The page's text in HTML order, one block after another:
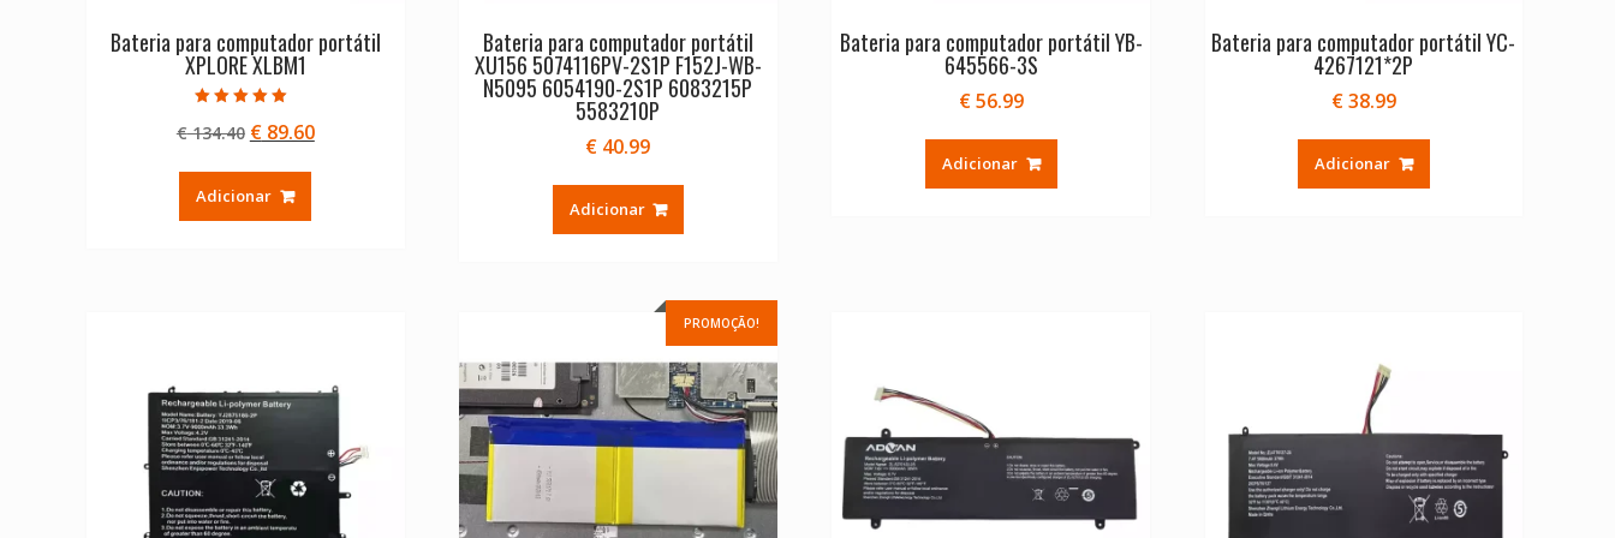
Bateria para computador portátil
XPLORE XLBM1
5.00
de 5
€134.40 O
original
era:
€89.60O
Adicionar
Bateria para computador portátil
XU156 5074116PV-2S1P F152J-WB-
N5095 6054190-2S1P 6083215P
5583210P
€ 40.99
Adicionar
Bateria para computador portátil YB-
645566-3S
€56.99
Adicionar
Bateria para computador portátil YC-
4267121*2P
€38.99
Adicionar
PROMOÇÃO!